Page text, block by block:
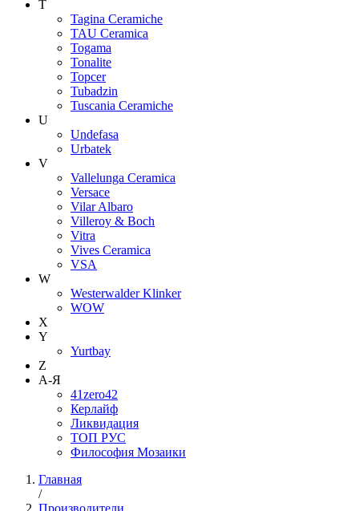
T
Tagina Ceramiche
TAU Ceramica
Togama
Tonalite
Topcer
Tubadzin
Tuscania Ceramiche
U
Undefasa
Urbatek
V
Vallelunga Ceramica
Versace
Vilar Albaro
Villeroy & Boch
Vitra
Vives Ceramica
VSA
W
Westerwalder Klinker
WOW
X
Y
Yurtbay
Z
А-Я
41zero42
Керлайф
Ликвидация
ТОП РУС
Философия Мозаики
Главная
/
Производители